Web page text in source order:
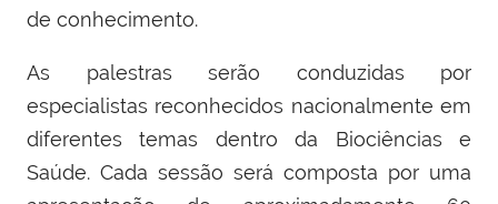
de conhecimento.
As palestras serão conduzidas por
especialistas reconhecidos nacionalmente em
diferentes temas dentro da Biociências e
Saúde. Cada sessão será composta por uma